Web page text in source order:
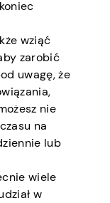
wziąć
zarobić
uwagę, że
nie
na
lub
wiele
w